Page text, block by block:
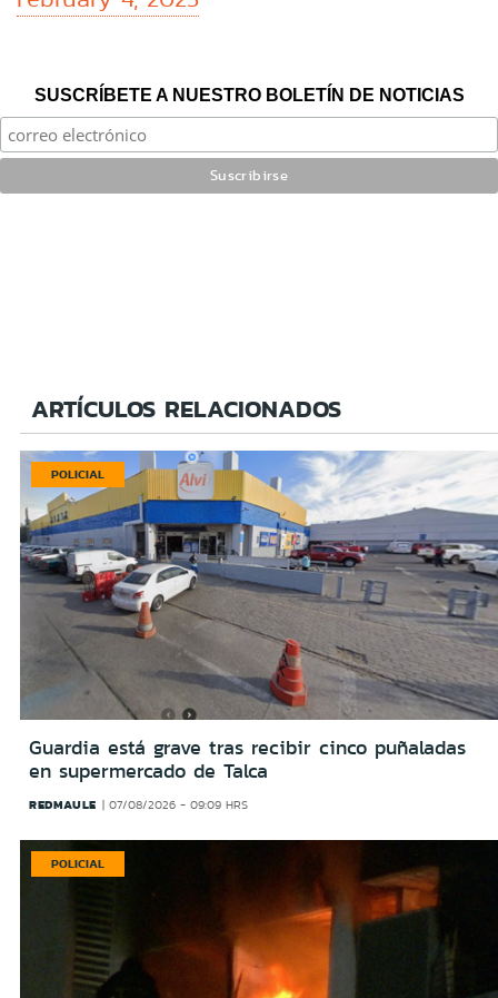
SUSCRÍBETE A NUESTRO BOLETÍN DE NOTICIAS
ARTÍCULOS RELACIONADOS
POLICIAL
Guardia está grave tras recibir cinco puñaladas
en supermercado de Talca
REDMAULE 07/08/2026 - 09:09 HRS
POLICIAL